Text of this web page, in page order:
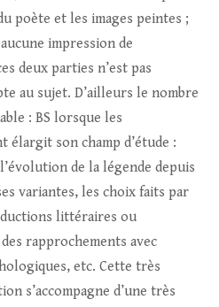
poète et les images peintes ;
impression de
deux parties n’est pas
au sujet. D’ailleurs le nombre
: BS lorsque les
élargit son champ d’étude :
de la légende depuis
variantes, les choix faits par
littéraires ou
rapprochements avec
etc. Cette très
s’accompagne d’une très